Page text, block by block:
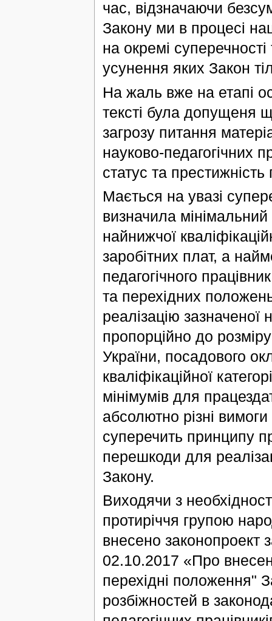
час, відзначаючи
Закону ми в процесі
на окремі
усунення яких Закон
На жаль вже на етапі
тексті була допущеня
загрозу питання
науково-педагогічних
статус та
Мається на увазі
визначила
найнижчої
заробітних плат, а
педагогічного
та перехідних
реалізацію
пропорційно до
України, посадового
кваліфікаційної
мінімумів для
абсолютно різні
суперечить принципу
перешкоди для
Закону.
Виходячи з
протиріччя групою
внесено законопроект
02.10.2017 «Про
перехідні положення"
розбіжностей в